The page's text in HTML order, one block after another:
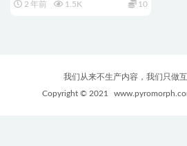
2 年前 1.5K 10
我们从来不生产内容，我们只做
Copyright © 2021